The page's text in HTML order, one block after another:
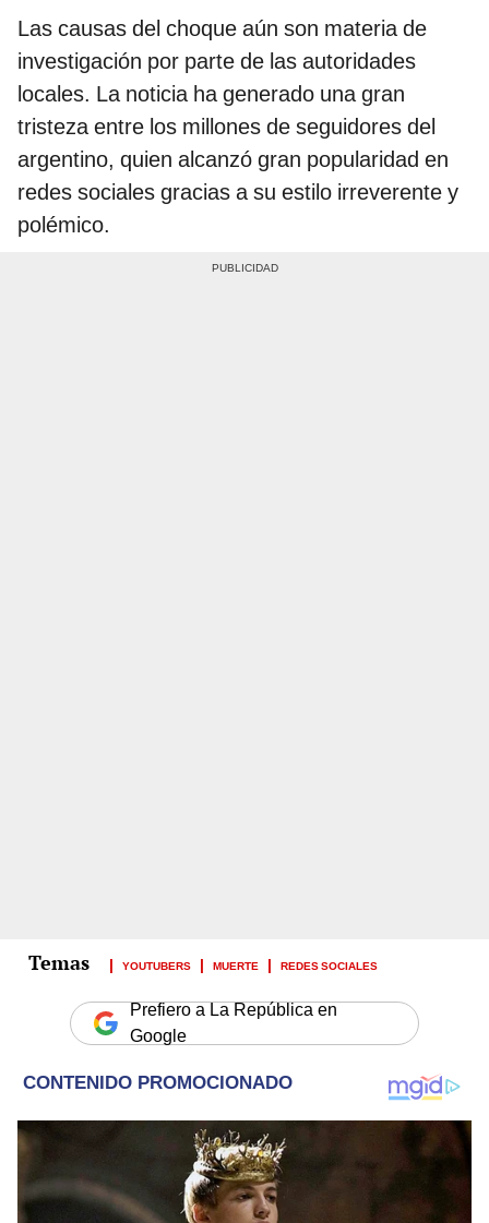
Las causas del choque aún son materia de
investigación por parte de las autoridades
locales. La noticia ha generado una gran
tristeza entre los millones de seguidores del
argentino, quien alcanzó gran popularidad en
redes sociales gracias a su estilo irreverente y
polémico.
YOUTUBERS MUERTE REDES SOCIALES
Prefiero a La República en
Google